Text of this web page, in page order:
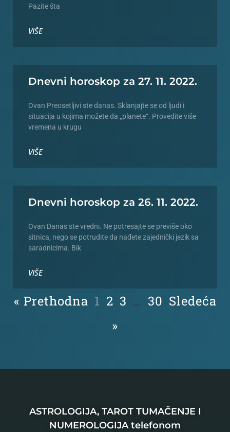
Pazite šta
VIŠE
Dnevni horoskop za 27. 11. 2022.
Ovan Preosetljivi ste danas. Sklanjajte se od ljudi i
situacija u kojima možete da „planete“. Provedite više
vremena u krugu
VIŠE
Dnevni horoskop za 26. 11. 2022.
Ovan Danas ste vredni. Ne potresajte se previše oko
sitnica, nego se potrudite da nađete zajednički jezik sa
saradnicima. Bik
VIŠE
« Prethodna 1 2 3 … 30 Sledeća
»
ASTROLOGIJA, TAROT TUMAČENJE I
NUMEROLOGIJA telefonom